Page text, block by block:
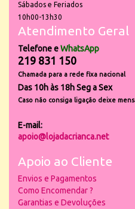
Sábados e Feriados
10h00-13h30
Atendimento Geral
Telefone eWhatsApp
219 831 150
Chamada para a rede fixa nacional
Das 10h às 18h Seg a Sex
Caso não consiga ligação deixe
E-mail:
apoio@lojadacrianca.net
Apoio ao Cliente
Envios e Pagamentos
Como Encomendar ?
Garantias e Devoluções